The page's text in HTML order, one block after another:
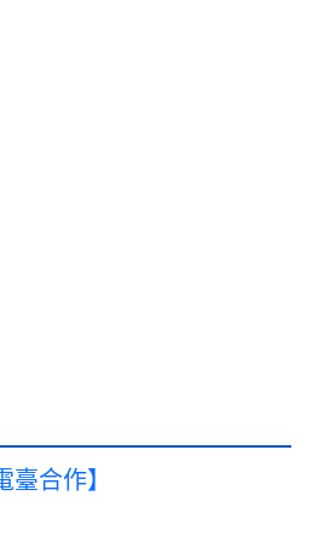
合作】